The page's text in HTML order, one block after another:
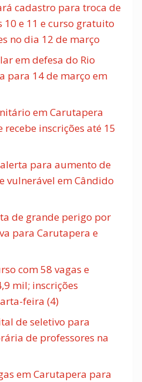
cadastro para troca de
10 e 11 e curso gratuito
no dia 12 de março
em defesa do Rio
para 14 de março em
em Carutapera
recebe inscrições até 15
para aumento de
vulnerável em Cândido
de grande perigo por
para Carutapera e
com 58 vagas e
mil; inscrições
feira (4)
de seletivo para
de professores na
em Carutapera para